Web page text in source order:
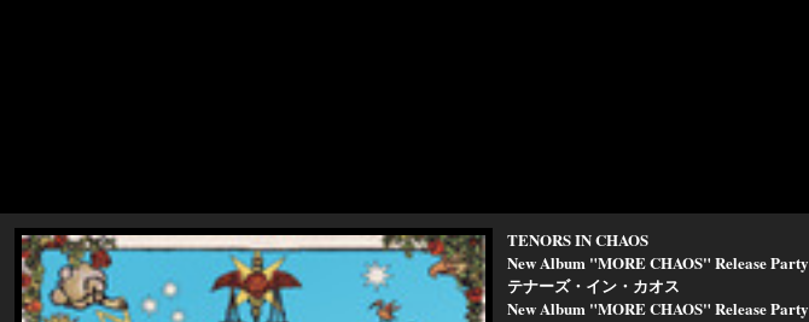
TENORS IN CHAOS
New Album "MORE CHAOS" Release Party
テナーズ・イン・カオス
New Album "MORE CHAOS" Release Party